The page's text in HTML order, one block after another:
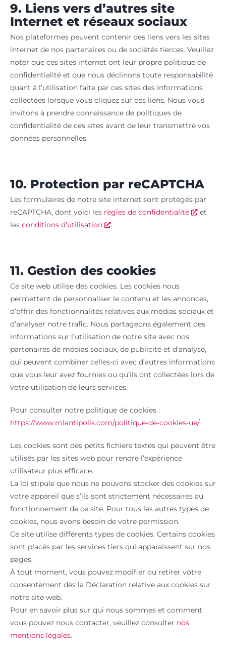
9. Liens vers d’autres site
Internet et réseaux sociaux
Nos plateformes peuvent contenir des liens vers les sites
internet de nos partenaires ou de sociétés tierces. Veuillez
noter que ces sites internet ont leur propre politique de
confidentialité et que nous déclinons toute responsabilité
quant à l’utilisation faite par ces sites des informations
collectées lorsque vous cliquez sur ces liens. Nous vous
invitons à prendre connaissance de politiques de
confidentialité de ces sites avant de leur transmettre vos
données personnelles.
10. Protection par reCAPTCHA
Les formulaires de notre site internet sont protégés par
reCAPTCHA, dont voici les règles de confidentialité
et
les conditions d’utilisation .
11. Gestion des cookies
Ce site web utilise des cookies. Les cookies nous
permettent de personnaliser le contenu et les annonces,
d’offrir des fonctionnalités relatives aux médias sociaux et
d’analyser notre trafic. Nous partageons également des
informations sur l’utilisation de notre site avec nos
partenaires de médias sociaux, de publicité et d’analyse,
qui peuvent combiner celles-ci avec d’autres informations
que vous leur avez fournies ou qu’ils ont collectées lors de
votre utilisation de leurs services.
Pour consulter notre politique de cookies :
https://www.mlantipolis.com/politique-de-cookies-ue/
Les cookies sont des petits fichiers textes qui peuvent être
utilisés par les sites web pour rendre l’expérience
utilisateur plus efficace.
La loi stipule que nous ne pouvons stocker des cookies sur
votre appareil que s’ils sont strictement nécessaires au
fonctionnement de ce site. Pour tous les autres types de
cookies, nous avons besoin de votre permission.
Ce site utilise différents types de cookies. Certains cookies
sont placés par les services tiers qui apparaissent sur nos
pages.
À tout moment, vous pouvez modifier ou retirer votre
consentement dès la Déclaration relative aux cookies sur
notre site web.
Pour en savoir plus sur qui nous sommes et comment
vous pouvez nous contacter, veuillez consulter nos
mentions légales.